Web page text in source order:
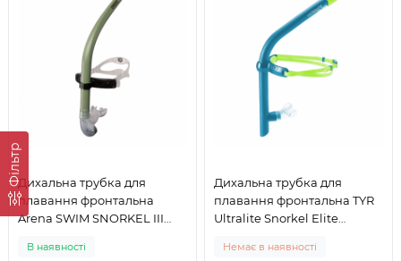
ФільтрДихальна трубка для
плавання фронтальна
Arena SWIM SNORKEL III
В наявності
Дихальна трубка для
плавання фронтальна TYR
Ultralite Snorkel Elite
Немає в наявності